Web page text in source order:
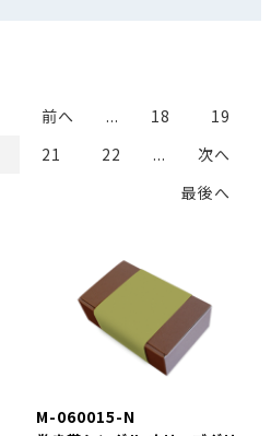
前へ ... 18
19
21 22 ...
次へ
最後へ
M-060015-N